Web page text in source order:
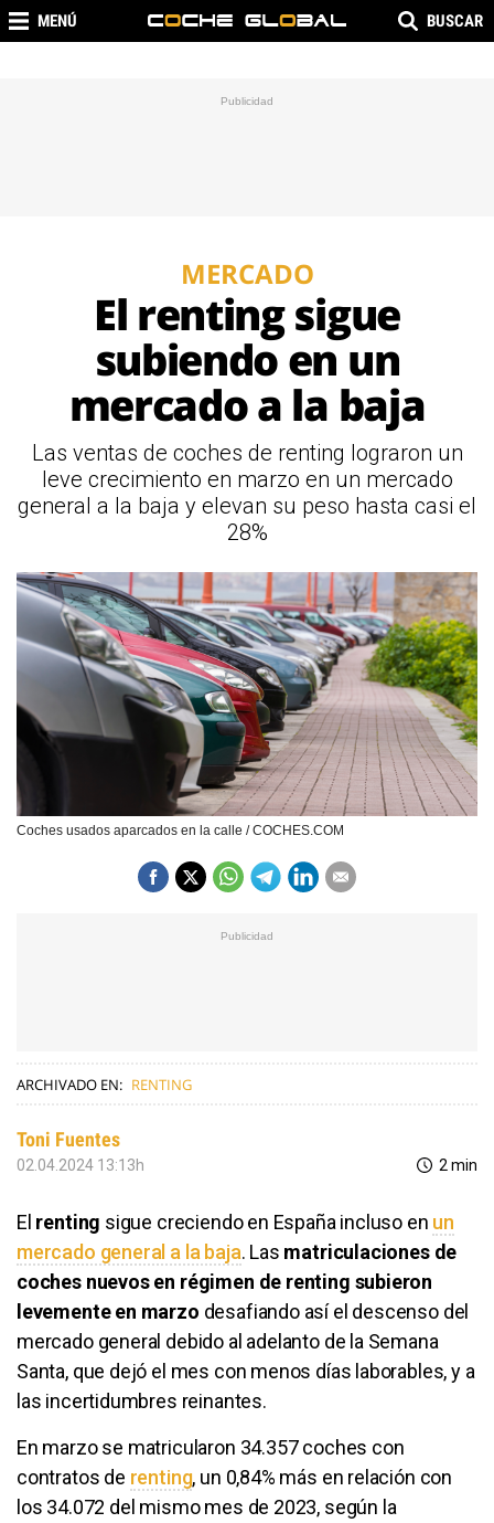
MENÚ BUSCAR
MERCADO
El renting sigue
subiendo en un
mercado a la baja
Las ventas de coches de renting lograron un
leve crecimiento en marzo en un mercado
general a la baja y elevan su peso hasta casi el
28%
Coches usados aparcados en la calle / COCHES.COM
ARCHIVADO EN: RENTING
Toni Fuentes
02.04.2024 13:13h 2 min
El renting sigue creciendo en España incluso en un
mercado general a la baja. Las matriculaciones de
coches nuevos en régimen de renting subieron
levemente en marzo desafiando así el descenso del
mercado general debido al adelanto de la Semana
Santa, que dejó el mes con menos días laborables, y a
las incertidumbres reinantes.
En marzo se matricularon 34.357 coches con
contratos de renting, un 0,84% más en relación con
los 34.072 del mismo mes de 2023, según la